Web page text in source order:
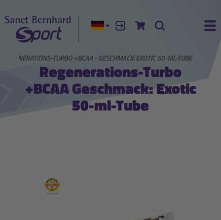
Aktuelle Sprache:
AnmeldenZum Warenkorb
Suche
REGENERATIONS-TURBO +BCAA - GESCHMACK: EXOTIC 50-ML-TUBE
Regenerations-Turbo
+BCAA Geschmack: Exotic
50-ml-Tube